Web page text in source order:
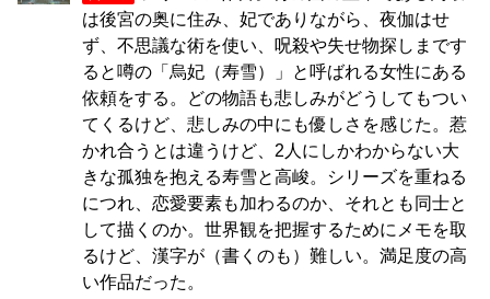
は後宮の奥に住み、妃でありながら、夜伽はせ
ず、不思議な術を使い、呪殺や失せ物探しまです
ると噂の「烏妃（寿雪）」と呼ばれる女性にある
依頼をする。どの物語も悲しみがどうしてもつい
てくるけど、悲しみの中にも優しさを感じた。惹
かれ合うとは違うけど、2人にしかわからない大
きな孤独を抱える寿雪と高峻。シリーズを重ねる
につれ、恋愛要素も加わるのか、それとも同士と
して描くのか。世界観を把握するためにメモを取
るけど、漢字が（書くのも）難しい。満足度の高
い作品だった。